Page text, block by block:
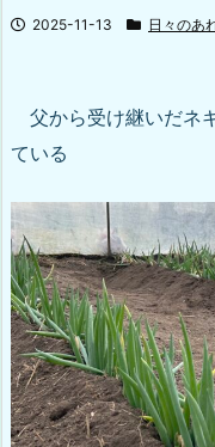
2025-11-13 日々のあ
父から受け継いだネ
ている